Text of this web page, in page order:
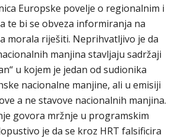
Europske povelje o regionalnim i
te bi se obveza informiranja na
morala riješiti. Neprihvatljivo je da
manjina stavljaju sadržaji
u kojem je jedan od sudionika
nacionalne manjine, ali u emisiji
a ne stavove nacionalnih manjina.
govora mržnje u programskim
je da se kroz HRT falsificira